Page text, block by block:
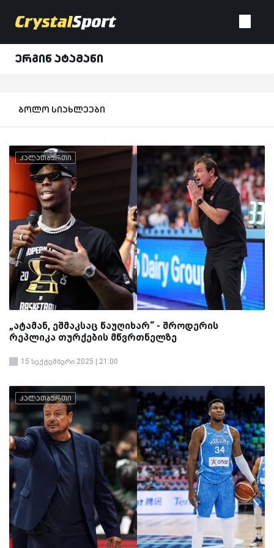
ერგინ ატამანი
ბოლო სიახლეები
კალათბურთი
„ატამან, ეშმაკსაც წაუღიხარ“ - შროდერის
რეპლიკა თურქების მწვრთნელზე
15 სექტემბერი 2025 | 21:00
კალათბურთი